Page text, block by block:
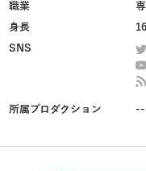
職業
身長
SNS
所属プロダクション